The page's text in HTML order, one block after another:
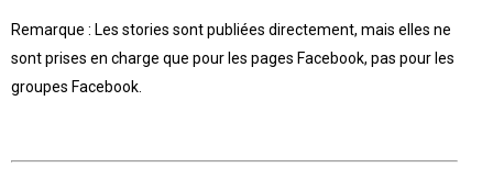
Remarque : Les stories sont publiées directement, mais elles ne
sont prises en charge que pour les pages Facebook, pas pour les
groupes Facebook.